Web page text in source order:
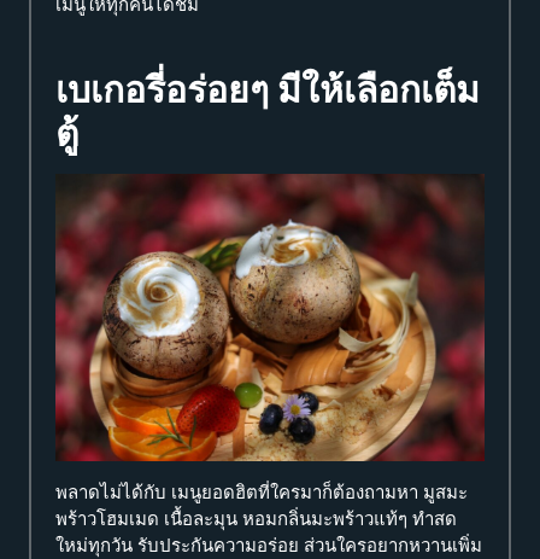
เมนูให้ทุกคนได้ชิม
เบเกอรี่อร่อยๆ มีให้เลือกเต็ม
ตู้
พลาดไม่ได้กับ เมนูยอดฮิตที่ใครมาก็ต้องถามหา มูสมะ
พร้าวโฮมเมด เนื้อละมุน หอมกลิ่นมะพร้าวแท้ๆ ทำสด
ใหม่ทุกวัน รับประกันความอร่อย ส่วนใครอยากหวานเพิ่ม